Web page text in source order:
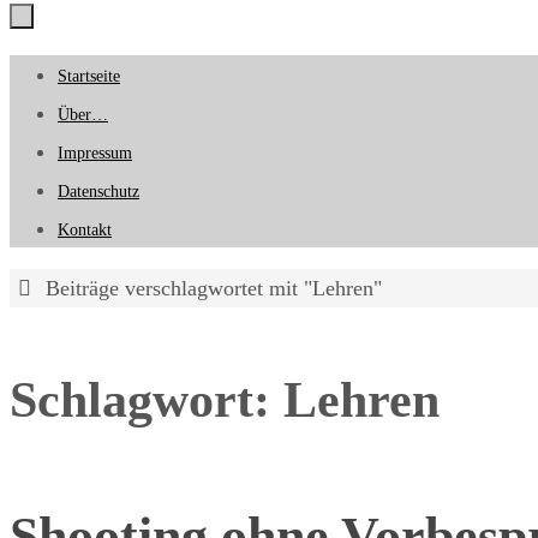
Zum
Inhalt
springen
Startseite
Über…
Impressum
Datenschutz
Kontakt
StartBeiträge verschlagwortet mit "Lehren"
Schlagwort: Lehren